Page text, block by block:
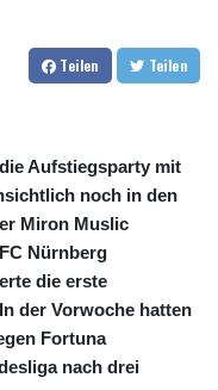
Teilen Teilen
Aufstiegsparty mit
noch in den
Miron Muslic
Nürnberg
die erste
der Vorwoche hatten
Fortuna
nach drei